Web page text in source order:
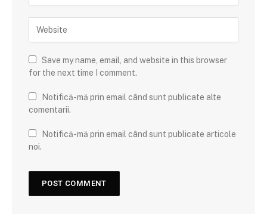
Save my name, email, and website in this browser
for the next time I comment.
Notifică-mă prin email când sunt publicate alte
comentarii.
Notifică-mă prin email când sunt publicate articole
noi.